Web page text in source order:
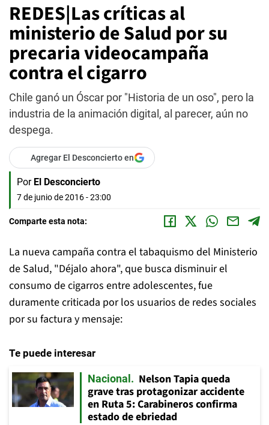
REDES|Las críticas al
ministerio de Salud por su
precaria videocampaña
contra el cigarro
Chile ganó un Óscar por "Historia de un oso", pero la
industria de la animación digital, al parecer, aún no
despega.
Agregar El Desconcierto en
Por El Desconcierto
7 de junio de 2016 - 23:00
Comparte esta nota:
La nueva campaña contra el tabaquismo del Ministerio
de Salud, "Déjalo ahora", que busca disminuir el
consumo de cigarros entre adolescentes, fue
duramente criticada por los usuarios de redes sociales
por su factura y mensaje:
Te puede interesar
Nacional
Nelson Tapia queda
grave tras protagonizar accidente
en Ruta 5: Carabineros confirma
estado de ebriedad